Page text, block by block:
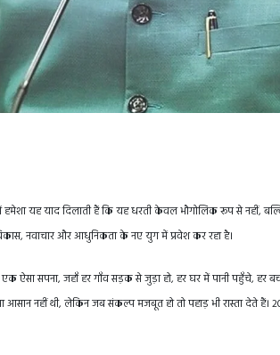
हमेशा यह याद दिलाती हैं कि यह धरती केवल भौगोलिक रूप से नहीं,
नवाचार और आधुनिकता के नए युग में प्रवेश कर रहा है।
एक ऐसा सपना, जहाँ हर गाँव सड़क से जुड़ा हो, हर घर में पानी पहुँचे,
आसान नहीं थी, लेकिन जब संकल्प मजबूत हो तो पहाड़ भी रास्ता देते